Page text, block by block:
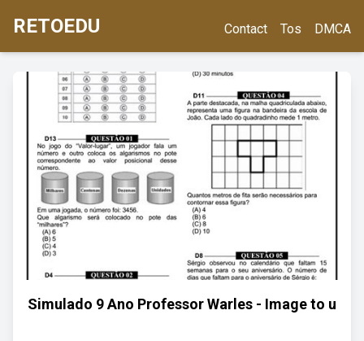
RETOEDU Contact Tos DMCA
Simulado 9 Ano Professor Warles - Image to u